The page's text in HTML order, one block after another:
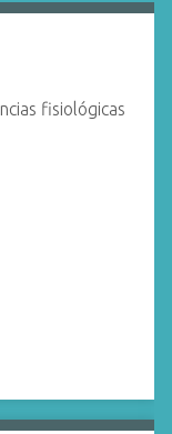
fisiológicas